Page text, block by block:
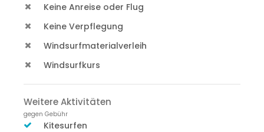
Keine Anreise oder Flug
Keine Verpflegung
Windsurfmaterialverleih
Windsurfkurs
Weitere Aktivitäten
gegen Gebühr
Kitesurfen